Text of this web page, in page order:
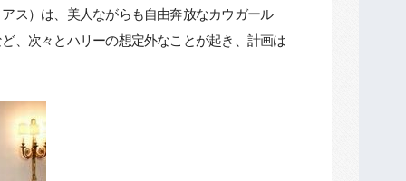
ス）は、美人ながらも自由奔放なカウガール
、次々とハリーの想定外なことが起き、計画は